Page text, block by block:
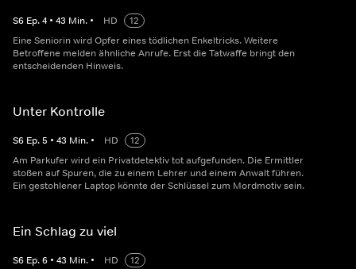
S6 Ep.4 • 43 Min. • HD
12
Eine Seniorin wird Opfer eines tödlichen Enkeltricks. Weitere
Betroffene melden ähnliche Anrufe. Erst die Tatwaffe bringt den
entscheidenden Hinweis.
Unter Kontrolle
S6 Ep.5 • 43 Min. • HD
12
Am Parkufer wird ein Privatdetektiv tot aufgefunden. Die Ermittler
stoßen auf Spuren, die zu einem Lehrer und einem Anwalt führen.
Ein gestohlener Laptop könnte der Schlüssel zum Mordmotiv sein.
Ein Schlag zu viel
S6 Ep.6 • 43 Min. • HD
12